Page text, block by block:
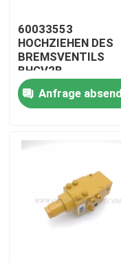
Startseite
Produkte
Fabrik Tour
60033553
HOCHZIEHEN DES
BREMSVENTILS
BHCV2B
Anfrage